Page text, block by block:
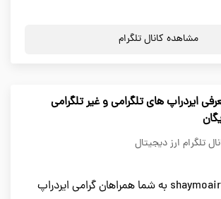
مشاهده کانال تلگرام
ایردراپ های تلگرامی و غیر تلگرامی
تلگرام ارز دیجیتال
ما در کانال shaymoairdrop به شما همراهان گرامی ایردراپ